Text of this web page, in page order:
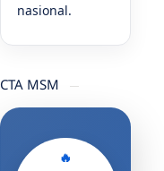
nasional.
CTA MSM
🔥